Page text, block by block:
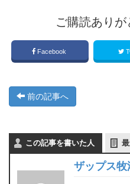
ご購読あり
Facebook
前の記事へ
この記事を書いた人
ザップス牧